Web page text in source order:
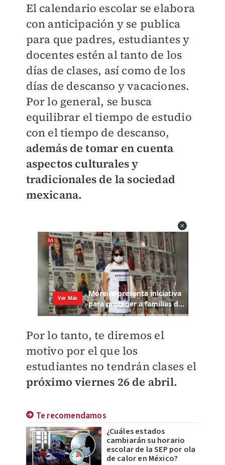
El calendario escolar se elabora
con anticipación y se publica
para que padres, estudiantes y
docentes estén al tanto de los
días de clases, así como de los
días de descanso y vacaciones.
Por lo general, se busca
equilibrar el tiempo de estudio
con el tiempo de descanso,
además de tomar en cuenta
aspectos culturales y
tradicionales de la sociedad
mexicana.
Por lo tanto, te diremos el
motivo por el que los
estudiantes no tendrán clases el
próximo viernes 26 de abril.
Te recomendamos
¿Cuáles estados
cambiarán su horario
escolar de la SEP por ola
de calor en México?